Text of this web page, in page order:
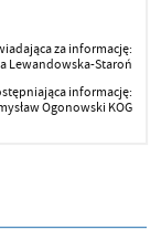
za informację:
Lewandowska-Staroń
informację:
Ogonowski KOG